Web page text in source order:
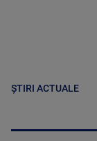
ȘTIRI ACTUALE